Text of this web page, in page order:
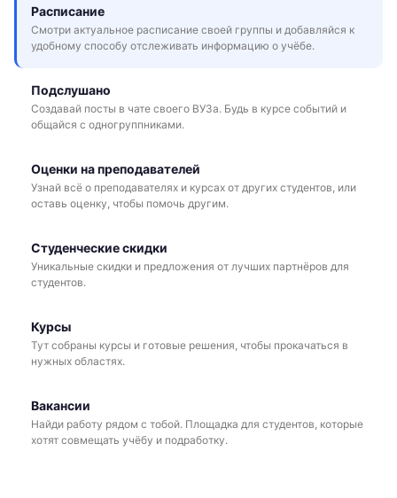
Расписание
Смотри актуальное расписание своей группы и добавляйся к
удобному способу отслеживать информацию о учёбе.
Подслушано
Создавай посты в чате своего ВУЗа. Будь в курсе событий и
общайся с одногруппниками.
Оценки на преподавателей
Узнай всё о преподавателях и курсах от других студентов, или
оставь оценку, чтобы помочь другим.
Студенческие скидки
Уникальные скидки и предложения от лучших партнёров для
студентов.
Курсы
Тут собраны курсы и готовые решения, чтобы прокачаться в
нужных областях.
Вакансии
Найди работу рядом с тобой. Площадка для студентов, которые
хотят совмещать учёбу и подработку.